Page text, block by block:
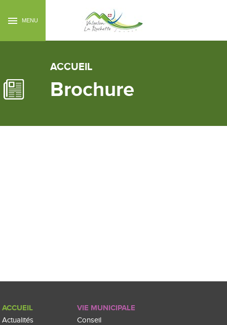
MENU
ACCUEIL
Brochure
ACCUEIL
Actualités
VIE MUNICIPALE
Conseil